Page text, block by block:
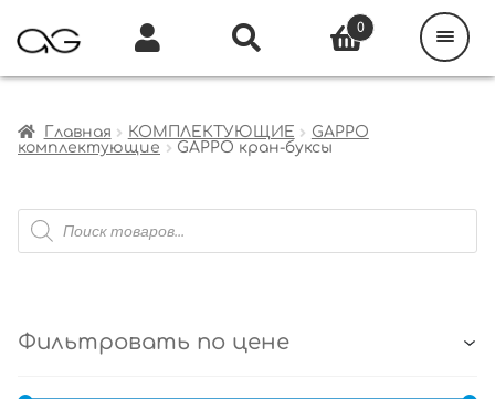
Главная КОМПЛЕКТУЮЩИЕ
GAPPO
комплектующие
GAPPO кран-буксы
Поиск
товаров
Фильтровать по цене
0